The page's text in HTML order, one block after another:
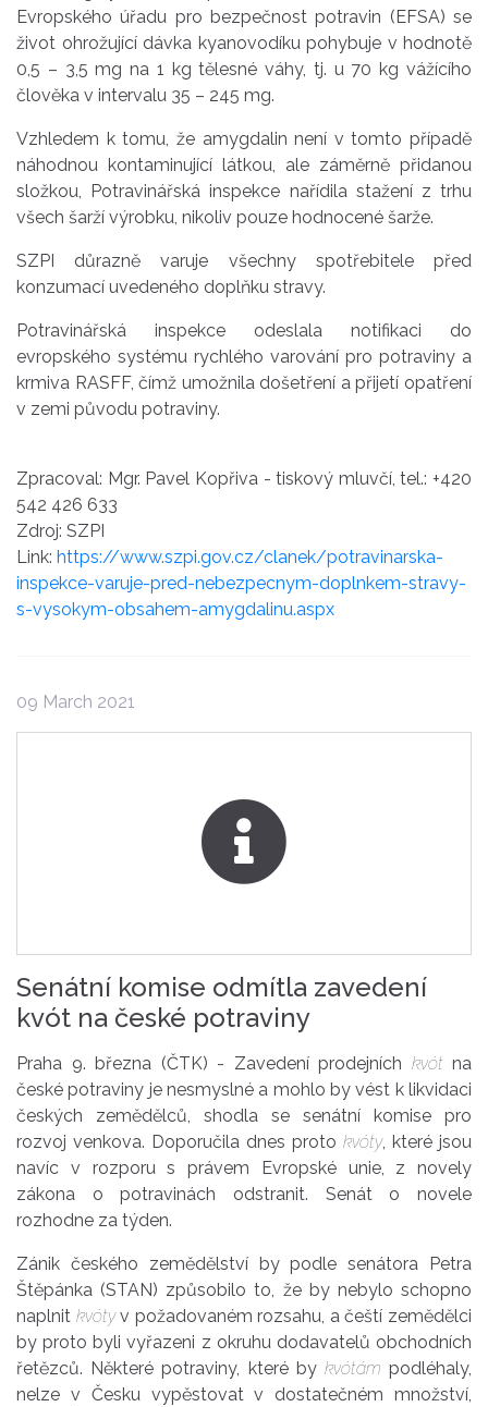
Evropského úřadu pro bezpečnost potravin (EFSA) se
život ohrožující dávka kyanovodíku pohybuje v hodnotě
0,5 – 3,5 mg na 1 kg tělesné váhy, tj. u 70 kg vážícího
člověka v intervalu 35 – 245 mg.
Vzhledem k tomu, že amygdalin není v tomto případě
náhodnou kontaminující látkou, ale záměrně přidanou
složkou, Potravinářská inspekce nařídila stažení z trhu
všech šarží výrobku, nikoliv pouze hodnocené šarže.
SZPI důrazně varuje všechny spotřebitele před
konzumací uvedeného doplňku stravy.
Potravinářská inspekce odeslala notifikaci do
evropského systému rychlého varování pro potraviny a
krmiva RASFF, čímž umožnila došetření a přijetí opatření
v zemi původu potraviny.
Zpracoval: Mgr. Pavel Kopřiva - tiskový mluvčí, tel.: +420
542 426 633
Zdroj: SZPI
Link: https://www.szpi.gov.cz/clanek/potravinarska-
inspekce-varuje-pred-nebezpecnym-doplnkem-stravy-
s-vysokym-obsahem-amygdalinu.aspx
09 March 2021
Senátní komise odmítla zavedení
kvót na české potraviny
Praha 9. března (ČTK) - Zavedení prodejních kvótna
české potraviny je nesmyslné a mohlo by vést k likvidaci
českých zemědělců, shodla se senátní komise pro
rozvoj venkova. Doporučila dnes proto kvóty, které jsou
navíc v rozporu s právem Evropské unie, z novely
zákona o potravinách odstranit. Senát o novele
rozhodne za týden.
Zánik českého zemědělství by podle senátora Petra
Štěpánka (STAN) způsobilo to, že by nebylo schopno
naplnit kvótyv požadovaném rozsahu, a čeští zemědělci
by proto byli vyřazeni z okruhu dodavatelů obchodních
řetězců. Některé potraviny, které by kvótám podléhaly,
nelze v Česku vypěstovat v dostatečném množství,